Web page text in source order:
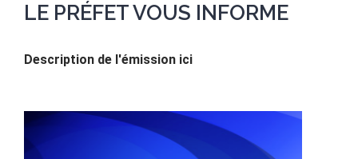
LE PRÉFET VOUS INFORME
Description de l'émission ici